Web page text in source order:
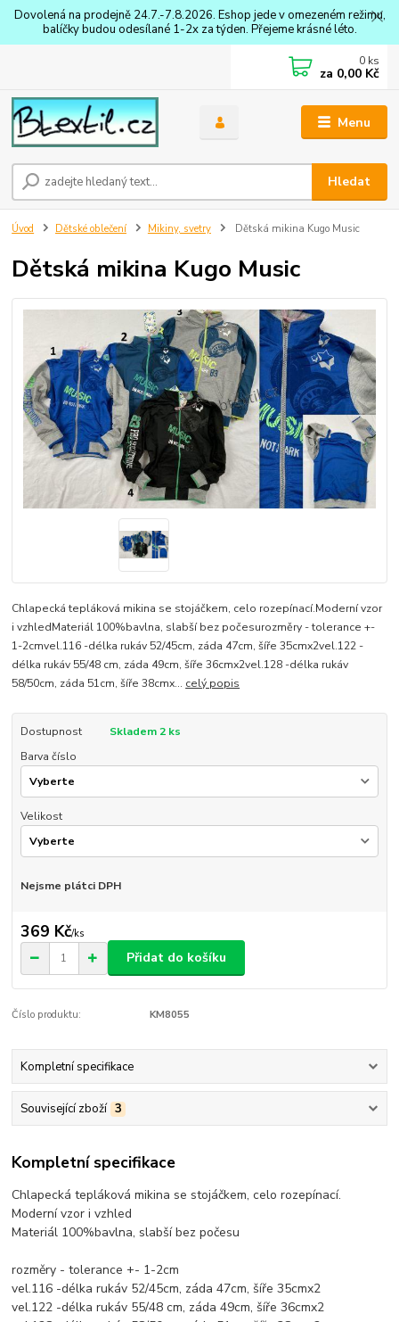
Dovolená na prodejně 24.7.-7.8.2026. Eshop jede v omezeném režimu,
balíčky budou odesílané 1-2x za týden. Přejeme krásné léto.
Menu
Hledat
0 ks
za 0,00 Kč
Úvod Dětské oblečení Mikiny, svetry Dětská mikina Kugo Music
Dětská mikina Kugo Music
Chlapecká tepláková mikina se stojáčkem, celo rozepínací.Moderní vzor
i vzhledMateriál 100%bavlna, slabší bez počesurozměry - tolerance +-
1-2cmvel.116 -délka rukáv 52/45cm, záda 47cm, šíře 35cmx2vel.122 -
délka rukáv 55/48 cm, záda 49cm, šíře 36cmx2vel.128 -délka rukáv
58/50cm, záda 51cm, šíře 38cmx... celý popis
Dostupnost
Skladem 2 ks
Barva číslo
Velikost
Nejsme plátci DPH
369 Kč/ks
Přidat do košíku
Číslo produktu: KM8055
Kompletní specifikace
Související zboží 3
Kompletní specifikace
Chlapecká tepláková mikina se stojáčkem, celo rozepínací.
Moderní vzor i vzhled
Materiál 100%bavlna, slabší bez počesu
rozměry - tolerance +- 1-2cm
vel.116 -délka rukáv 52/45cm, záda 47cm, šíře 35cmx2
vel.122 -délka rukáv 55/48 cm, záda 49cm, šíře 36cmx2